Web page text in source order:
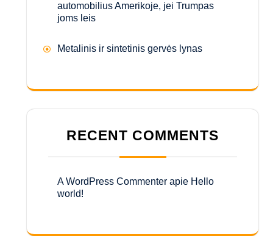
automobilius Amerikoje, jei Trumpas
joms leis
Metalinis ir sintetinis gervės lynas
RECENT COMMENTS
A WordPress Commenter apie Hello
world!